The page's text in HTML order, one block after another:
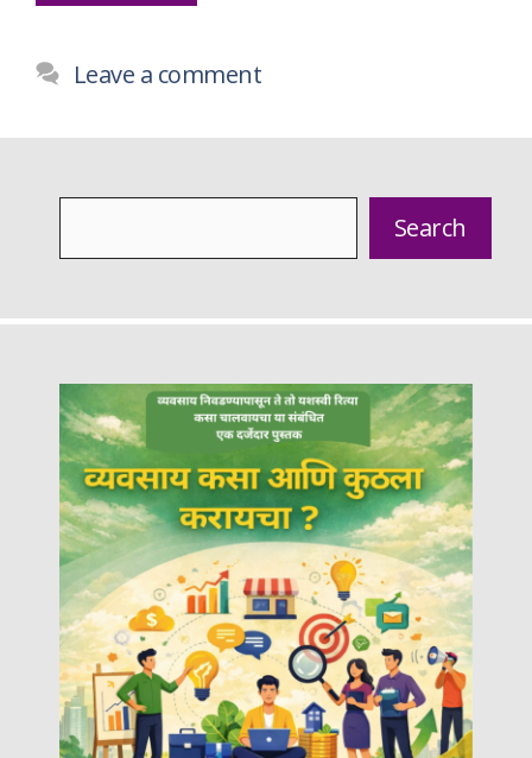
Leave a comment
Search